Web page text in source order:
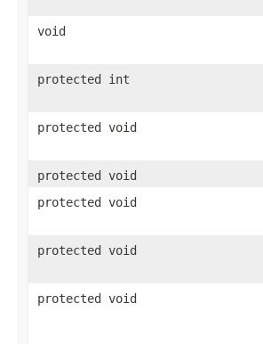
void
protected int
protected void
protected void
protected void
protected void
protected void